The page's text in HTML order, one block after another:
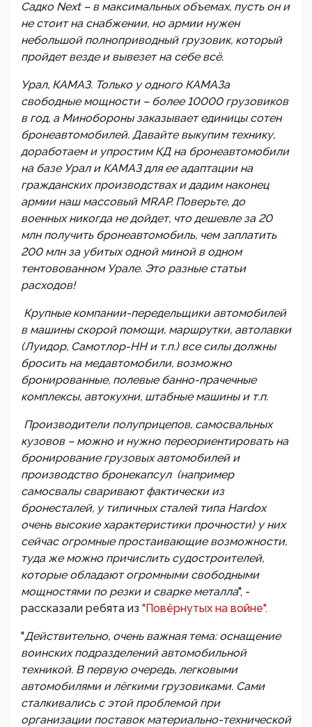
Садко Next – в максимальных объемах, пусть он и
не стоит на снабжении, но армии нужен
небольшой полноприводный грузовик, который
пройдет везде и вывезет на себе всё.
Урал, КАМАЗ. Только у одного КАМАЗа
свободные мощности – более 10000 грузовиков
в год, а Минобороны заказывает единицы сотен
бронеавтомобилей. Давайте выкупим технику,
доработаем и упростим КД на бронеавтомобили
на базе Урал и КАМАЗ для ее адаптации на
гражданских производствах и дадим наконец
армии наш массовый MRAP. Поверьте, до
военных никогда не дойдет, что дешевле за 20
млн получить бронеавтомобиль, чем заплатить
200 млн за убитых одной миной в одном
тентовованном Урале. Это разные статьи
расходов!
Крупные компании-передельщики автомобилей
в машины скорой помощи, маршрутки, автолавки
(Луидор, Самотлор-НН и т.п.) все силы должны
бросить на медавтомобили, возможно
бронированные, полевые банно-прачечные
комплексы, автокухни, штабные машины и т.п.
Производители полуприцепов, самосвальных
кузовов – можно и нужно переориентировать на
бронирование грузовых автомобилей и
производство бронекапсул (например
самосвалы сваривают фактически из
бронесталей, у типичных сталей типа Hardox
очень высокие характеристики прочности) у них
сейчас огромные простаивающие возможности,
туда же можно причислить судостроителей,
которые обладают огромными свободными
мощностями по резки и сварке металла", -
рассказали ребята из "Повёрнутых на войне".
"Действительно, очень важная тема: оснащение
воинских подразделений автомобильной
техникой. В первую очередь, легковыми
автомобилями и лëгкими грузовиками. Сами
сталкивались с этой проблемой при
организации поставок материально-технической